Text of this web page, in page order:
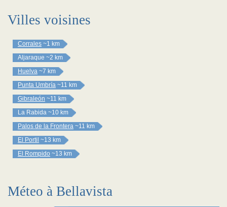
Villes voisines
Corrales ~1 km
Aljaraque ~2 km
Huelva ~7 km
Punta Umbría ~11 km
Gibraleón ~11 km
La Rabida ~10 km
Palos de la Frontera ~11 km
El Portil ~13 km
El Rompido ~13 km
Méteo à Bellavista